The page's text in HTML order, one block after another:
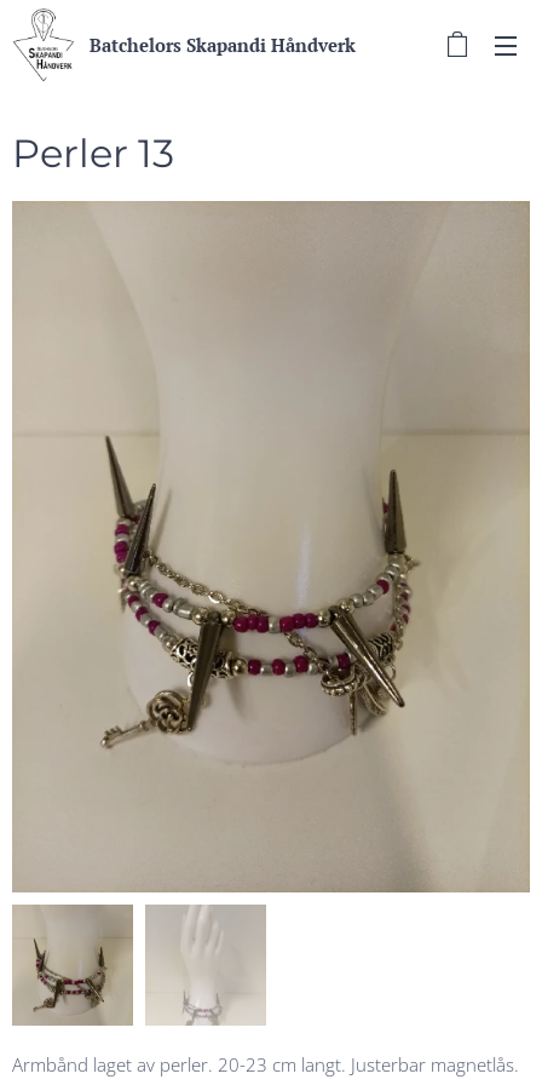
Batchelors Skapandi Håndverk
Perler 13
Armbånd laget av perler. 20-23 cm langt. Justerbar magnetlås.